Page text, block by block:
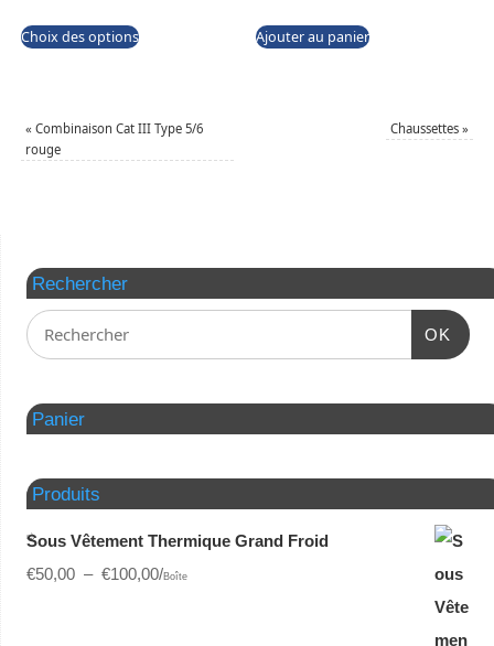
Choix des options Ajouter au panier
« Combinaison Cat III Type 5/6
rouge
Chaussettes»
Rechercher
OK
Panier
Produits
Sous Vêtement Thermique Grand Froid
€50,00 – €100,00/Boîte